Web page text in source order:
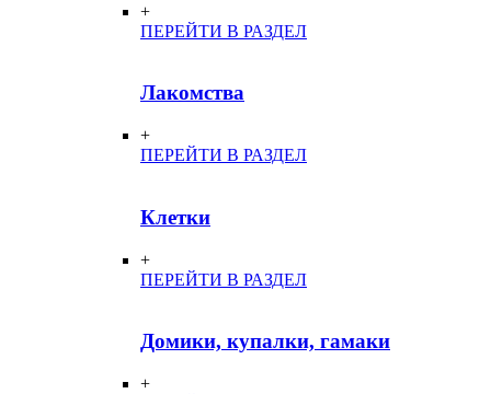
+
ПЕРЕЙТИ В РАЗДЕЛ
Лакомства
+
ПЕРЕЙТИ В РАЗДЕЛ
Клетки
+
ПЕРЕЙТИ В РАЗДЕЛ
Домики, купалки, гамаки
+